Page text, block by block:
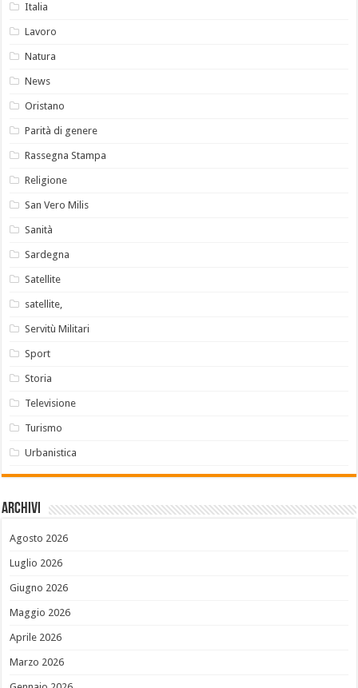
Italia
Lavoro
Natura
News
Oristano
Parità di genere
Rassegna Stampa
Religione
San Vero Milis
Sanità
Sardegna
Satellite
satellite,
Servitù Militari
Sport
Storia
Televisione
Turismo
Urbanistica
Archivi
Agosto 2026
Luglio 2026
Giugno 2026
Maggio 2026
Aprile 2026
Marzo 2026